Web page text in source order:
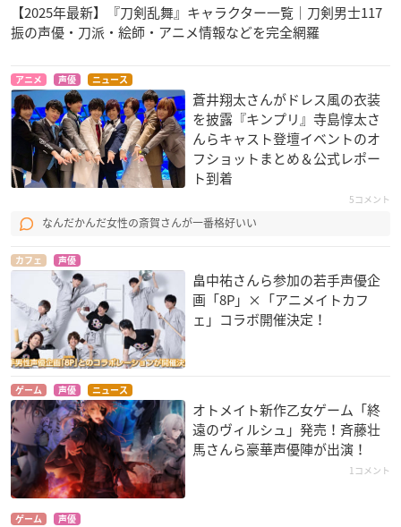
【2025年最新】『刀剣乱舞』キャラクター一覧｜刀剣男士117
振の声優・刀派・絵師・アニメ情報などを完全網羅
アニメ 声優 ニュース
蒼井翔太さんがドレス風の衣装
を披露『キンプリ』寺島惇太さ
んらキャスト登壇イベントのオ
フショットまとめ＆公式レポー
ト到着
5コメント
なんだかんだ女性の斎賀さんが一番格好いい
カフェ 声優
畠中祐さんら参加の若手声優企
画「8P」×「アニメイトカフ
ェ」コラボ開催決定！
ゲーム 声優 ニュース
オトメイト新作乙女ゲーム「終
遠のヴィルシュ」発売！斉藤壮
馬さんら豪華声優陣が出演！
1コメント
ゲーム 声優